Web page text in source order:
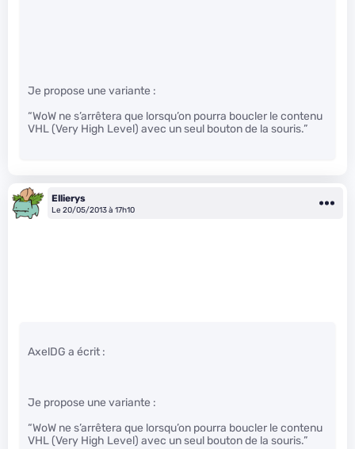
Je propose une variante :
“WoW ne s’arrêtera que lorsqu’on pourra boucler le contenu
VHL (Very High Level) avec un seul bouton de la souris.”
Ellierys
Le 20/05/2013 à 17h10
AxelDG a écrit :
Je propose une variante :
“WoW ne s’arrêtera que lorsqu’on pourra boucler le contenu
VHL (Very High Level) avec un seul bouton de la souris.”